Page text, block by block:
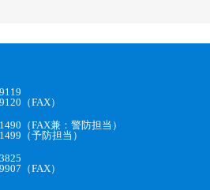
FAX）
（FAX兼：警防担当）
予防担当）
FAX）